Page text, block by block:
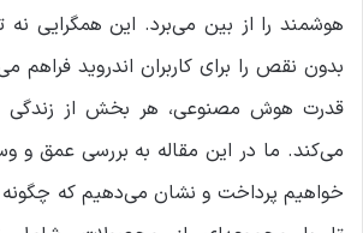
هوشمند را از بین می‌برد. این همگرایی نه
بدون نقص را برای کاربران اندروید فراهم
قدرت هوش مصنوعی، هر بخش از زندگی
می‌کند. ما در این مقاله به بررسی عمق و
خواهیم پرداخت و نشان می‌دهیم که